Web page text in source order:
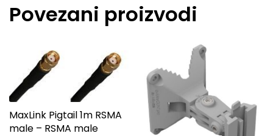
Povezani proizvodi
MaxLink Pigtail 1m RSMA
male – RSMA male